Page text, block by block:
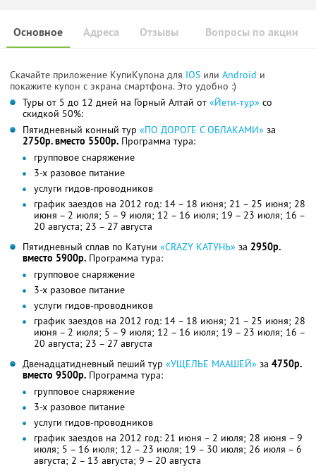
Основное Отзывы Вопросы по акции
Адреса
Скачайте приложение КупиКупона для IOS или Android и
покажите купон с экрана смартфона. Это удобно :)
Туры от 5 до 12 дней на Горный Алтай от «Йети-тур» со
скидкой 50%:
Пятидневный конный тур «ПО ДОРОГЕ С ОБЛАКАМИ» за
2750р. вместо 5500р. Программа тура:
групповое снаряжение
3-х разовое питание
услуги гидов-проводников
график заездов на 2012 год: 14 – 18 июня; 21 – 25 июня; 28
июня – 2 июля; 5 – 9 июля; 12 – 16 июля; 19 – 23 июля; 16 –
20 августа; 23 – 27 августа
Пятидневный сплав по Катуни «CRAZY КАТУНЬ» за 2950р.
вместо 5900р. Программа тура:
групповое снаряжение
3-х разовое питание
услуги гидов-проводников
график заездов на 2012 год: 14 – 18 июня; 21 – 25 июня; 28
июня – 2 июля; 5 – 9 июля; 12 – 16 июля; 19 – 23 июля; 16 –
20 августа; 23 – 27 августа
Двенадцатидневный пеший тур «УЩЕЛЬЕ МААШЕЙ» за 4750р.
вместо 9500р. Программа тура:
групповое снаряжение
3-х разовое питание
услуги гидов-проводников
график заездов на 2012 год: 21 июня – 2 июля; 28 июня – 9
июля; 5 – 16 июля; 12 – 23 июля; 19 – 30 июля; 26 июля – 6
августа; 2 – 13 августа; 9 – 20 августа